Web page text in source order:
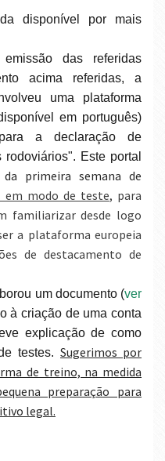
disponível por mais
das referidas
acima referidas, a
uma plataforma
em português)
a declaração de
Este portal
primeira semana de
modo de teste, para
familiarizar desde logo
a plataforma europeia
de destacamento de
um documento (ver
à criação de uma conta
explicação de como
testes. Sugerimos por
de treino, na medida
preparação para
legal.